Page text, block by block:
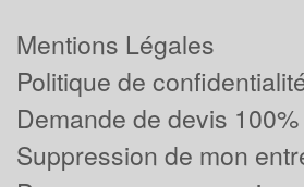
Mentions Légales
Politique de
Demande de devis
Suppression de mon